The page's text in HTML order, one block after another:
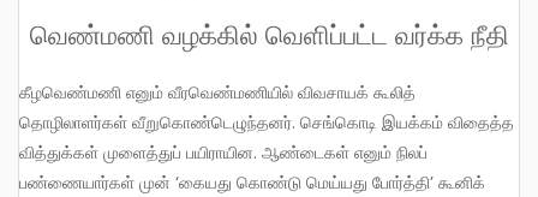
வெண்மணி வழக்கில் வெளிப்பட்ட வர்க்க நீதி
கீழவெண்மணி எனும் வீரவெண்மணியில் விவசாயக் கூலித்
தொழிலாளர்கள் வீறுகொண்டெழுந்தனர். செங்கொடி இயக்கம் விதைத்த
வித்துக்கள் முளைத்துப் பயிராயின. ஆண்டைகள் எனும் நிலப்
பண்ணையார்கள் முன் ‘கையது கொண்டு மெய்யது போர்த்தி’ கூனிக்